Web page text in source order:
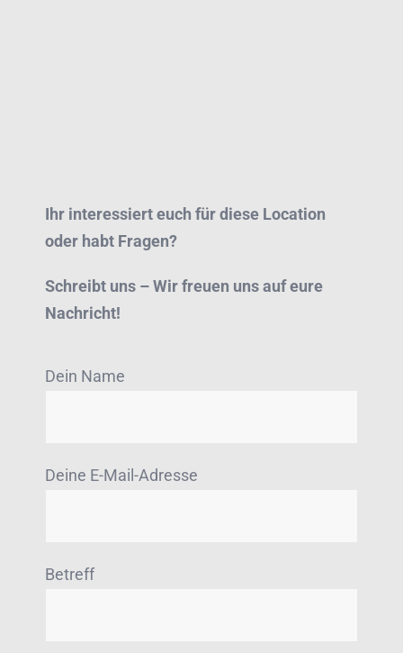
Ihr interessiert euch für diese Location
oder habt Fragen?
Schreibt uns – Wir freuen uns auf eure
Nachricht!
Dein Name
Deine E-Mail-Adresse
Betreff